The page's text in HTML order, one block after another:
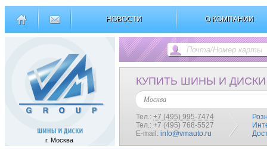
НОВОСТИ О КОМПАНИИ
г. Москва
КУПИТЬ ШИНЫ И ДИСКИ
Москва
Тел.: +7 (495) 995-7474
Тел.: +7 (495) 768-5527
E-mail: info@vmauto.ru